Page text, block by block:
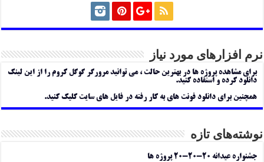
نرم افزارهای مورد نیاز
برای مشاهده پروژه ها در بهترین حالت ، می توانید مرورگر گوگل کروم را از این لینک
دانلود کرده و استفاده کنید.
همچنین برای دانلود فونت های به کار رفته در فایل های سایت کلیک کنید.
نوشته‌های تازه
جشنواره عیدانه ۲۰-۲۰-۲۰ پروژه ها